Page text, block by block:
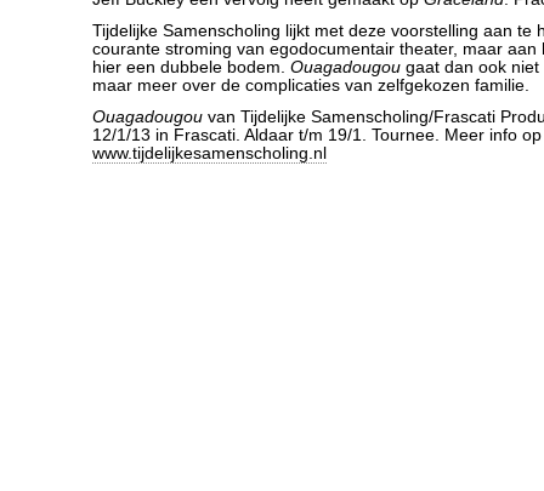
Tijdelijke Samenscholing lijkt met deze voorstelling aan te
courante stroming van egodocumentair theater, maar aan
hier een dubbele bodem. Ouagadougou gaat dan ook niet
maar meer over de complicaties van zelfgekozen familie.
Ouagadougou van Tijdelijke Samenscholing/Frascati
12/1/13 in Frascati. Aldaar t/m 19/1. Tournee. Meer info op
www.tijdelijkesamenscholing.nl